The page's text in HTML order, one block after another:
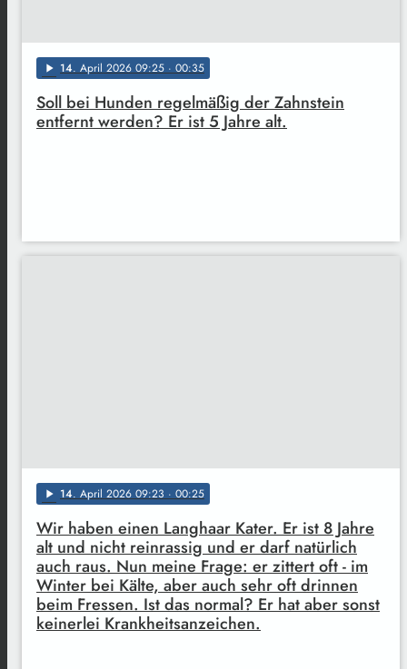
play_arrow 14. April 2026 09:25 · 00:35
Soll bei Hunden regelmäßig der Zahnstein
entfernt werden? Er ist 5 Jahre alt.
play_arrow 14. April 2026 09:23 · 00:25
Wir haben einen Langhaar Kater. Er ist 8 Jahre
alt und nicht reinrassig und er darf natürlich
auch raus. Nun meine Frage: er zittert oft - im
Winter bei Kälte, aber auch sehr oft drinnen
beim Fressen. Ist das normal? Er hat aber sonst
keinerlei Krankheitsanzeichen.